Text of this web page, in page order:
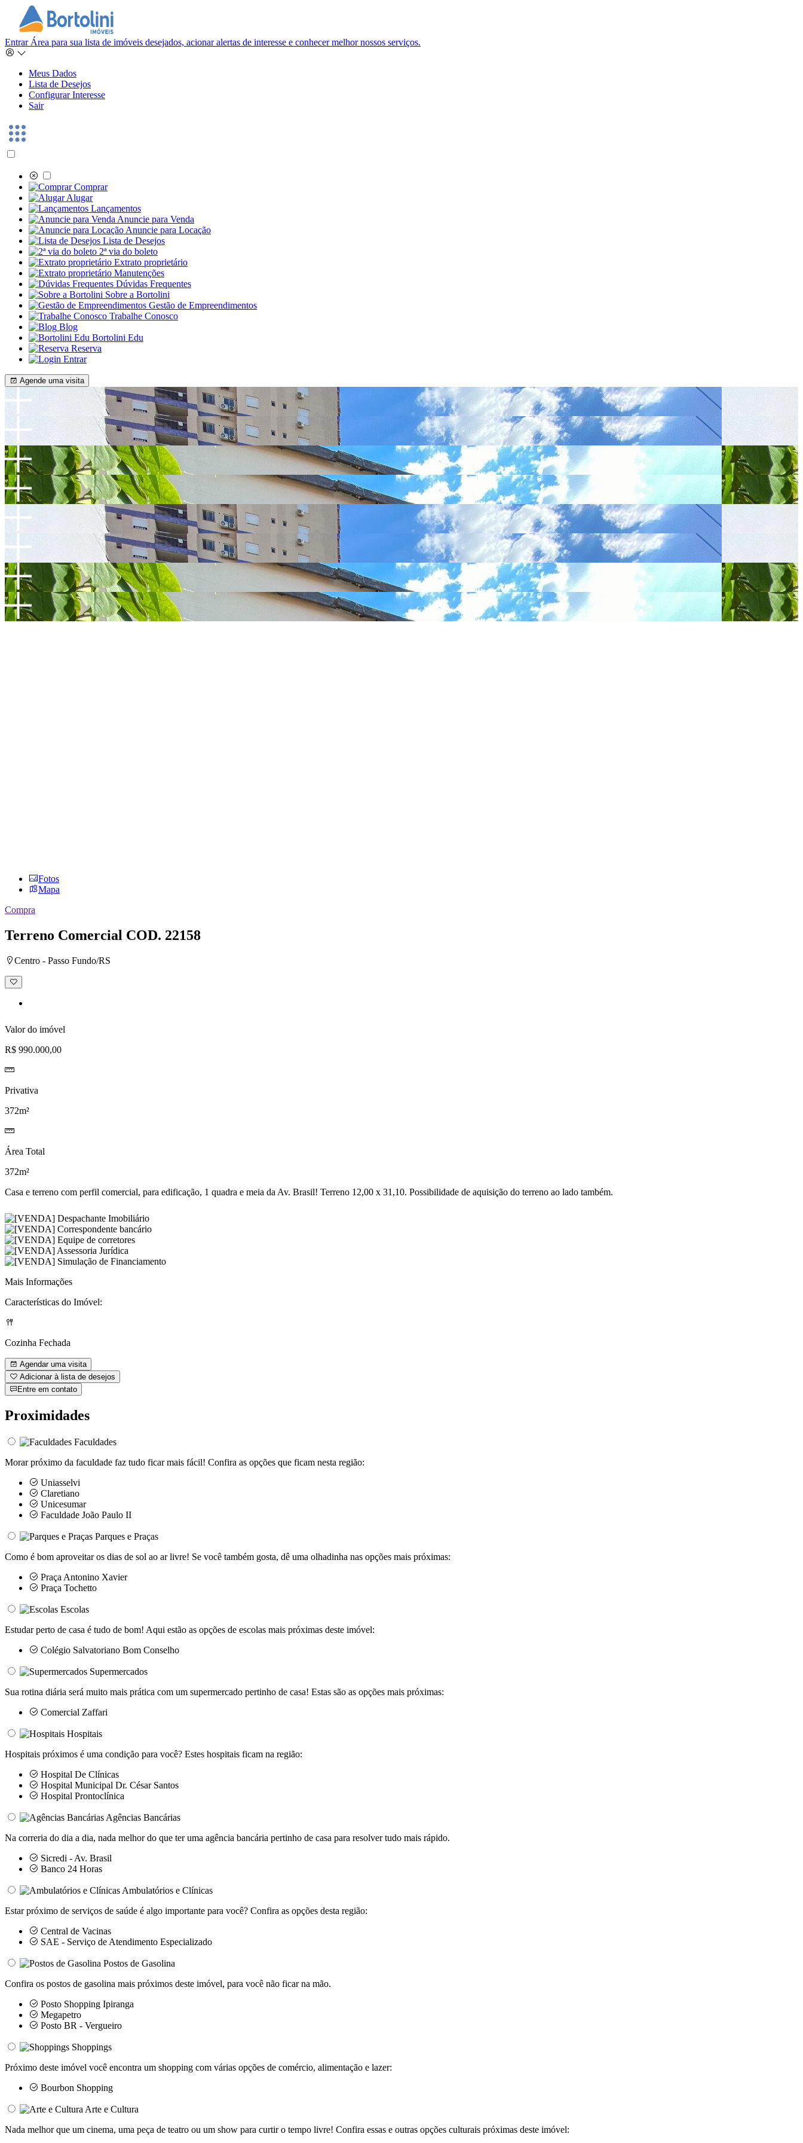
Entrar Área para sua lista de imóveis desejados, acionar alertas de interesse e conhecer melhor nossos serviços.
Meus Dados
Lista de Desejos
Configurar Interesse
Sair
Comprar
Alugar
Lançamentos
Anuncie para Venda
Anuncie para Locação
Lista de Desejos
2ª via do boleto
Extrato proprietário
Manutenções
Dúvidas Frequentes
Sobre a Bortolini
Gestão de Empreendimentos
Trabalhe Conosco
Blog
Bortolini Edu
Reserva
Entrar
Agende uma visita
Fotos
Mapa
Compra
Terreno Comercial COD. 22158
Centro - Passo Fundo/RS
Adicionar
à
Valor do imóvel
R$ 990.000,00
Privativa
372m²
Área Total
372m²
Casa e terreno com perfil comercial, para edificação, 1 quadra e meia da Av. Brasil! Terreno 12,00 x 31,10. Possibilidade de aquisição do terreno ao lado também.
Mais Informações
Características do Imóvel:
Cozinha Fechada
Agendar uma visita
Adicionar à lista de desejos
Entre em contato
Proximidades
Faculdades
Morar próximo da faculdade faz tudo ficar mais fácil! Confira as opções que ficam nesta região:
Uniasselvi
Claretiano
Unicesumar
Faculdade João Paulo II
Parques e Praças
Como é bom aproveitar os dias de sol ao ar livre! Se você também gosta, dê uma olhadinha nas opções mais próximas:
Praça Antonino Xavier
Praça Tochetto
Escolas
Estudar perto de casa é tudo de bom! Aqui estão as opções de escolas mais próximas deste imóvel:
Colégio Salvatoriano Bom Conselho
Supermercados
Sua rotina diária será muito mais prática com um supermercado pertinho de casa! Estas são as opções mais próximas:
Comercial Zaffari
Hospitais
Hospitais próximos é uma condição para você? Estes hospitais ficam na região:
Hospital De Clínicas
Hospital Municipal Dr. César Santos
Hospital Prontoclínica
Agências Bancárias
Na correria do dia a dia, nada melhor do que ter uma agência bancária pertinho de casa para resolver tudo mais rápido.
Sicredi - Av. Brasil
Banco 24 Horas
Ambulatórios e Clínicas
Estar próximo de serviços de saúde é algo importante para você? Confira as opções desta região:
Central de Vacinas
SAE - Serviço de Atendimento Especializado
Postos de Gasolina
Confira os postos de gasolina mais próximos deste imóvel, para você não ficar na mão.
Posto Shopping Ipiranga
Megapetro
Posto BR - Vergueiro
Shoppings
Próximo deste imóvel você encontra um shopping com várias opções de comércio, alimentação e lazer:
Bourbon Shopping
Arte e Cultura
Nada melhor que um cinema, uma peça de teatro ou um show para curtir o tempo livre! Confira essas e outras opções culturais próximas deste imóvel: